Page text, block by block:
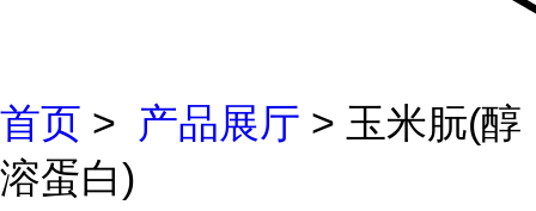
首页 > 产品展厅 > 玉米朊(醇
溶蛋白)